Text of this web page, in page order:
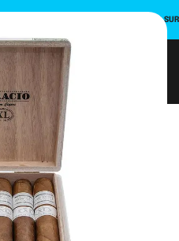
CODE PROMO POUR UNE REMISE DE 10 %